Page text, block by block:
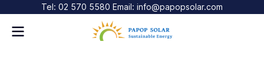
Tel: 02 570 5580 Email: info@papopsolar.com